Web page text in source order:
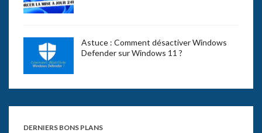
Astuce : Comment désactiver Windows
Defender sur Windows 11 ?
DERNIERS BONS PLANS